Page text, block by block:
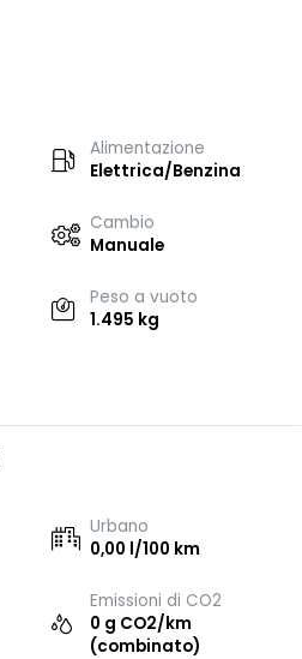
Alimentazione
Elettrica/Benzina
Cambio
Manuale
Peso a vuoto
1.495 kg
Urbano
0,00 l/100 km
Emissioni di CO2
0 g CO2/km
(combinato)